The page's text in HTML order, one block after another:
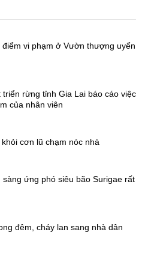
vi phạm ở Vườn thượng uyển
rừng tỉnh Gia Lai báo cáo việc
của nhân viên
cơn lũ chạm nóc nhà
ứng phó siêu bão Surigae rất
đêm, cháy lan sang nhà dân